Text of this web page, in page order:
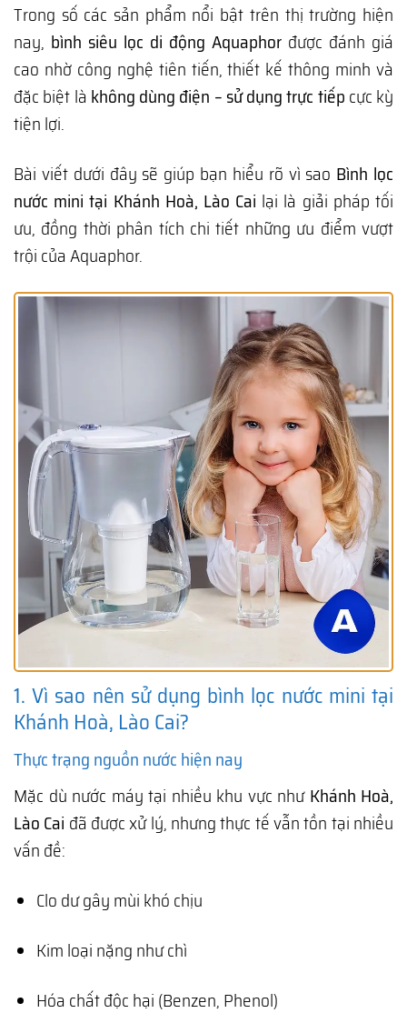
Trong số các sản phẩm nổi bật trên thị trường hiện
nay, bình siêu lọc di động Aquaphor được đánh giá
cao nhờ công nghệ tiên tiến, thiết kế thông minh và
đặc biệt là không dùng điện – sử dụng trực tiếp cực kỳ
tiện lợi.
Bài viết dưới đây sẽ giúp bạn hiểu rõ vì sao Bình lọc
nước mini tại Khánh Hoà, Lào Cai lại là giải pháp tối
ưu, đồng thời phân tích chi tiết những ưu điểm vượt
trội của Aquaphor.
1. Vì sao nên sử dụng bình lọc nước mini tại
Khánh Hoà, Lào Cai?
Thực trạng nguồn nước hiện nay
Mặc dù nước máy tại nhiều khu vực như Khánh Hoà,
Lào Cai đã được xử lý, nhưng thực tế vẫn tồn tại nhiều
vấn đề:
Clo dư gây mùi khó chịu
Kim loại nặng như chì
Hóa chất độc hại (Benzen, Phenol)